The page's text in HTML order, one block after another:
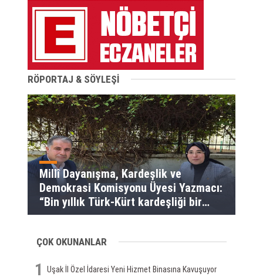
RÖPORTAJ & SÖYLEŞİ
Millî Dayanışma, Kardeşlik ve
Demokrasi Komisyonu Üyesi Yazmacı:
“Bin yıllık Türk-Kürt kardeşliği bir
slogan değil, bu toprakların
ÇOK OKUNANLAR
1 Uşak İl Özel İdaresi Yeni Hizmet Binasına Kavuşuyor